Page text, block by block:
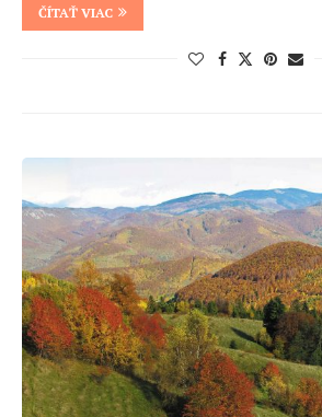
ČÍTAŤ VIAC